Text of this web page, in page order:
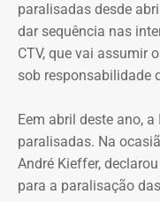
jurídica da autarquia.
COM INFORMAÇÕES
paralisadas desde
dar sequência nas
CTV, que vai assumir
sob responsabilidade
Eem abril deste ano,
paralisadas. Na
André Kieffer,
para a paralisação